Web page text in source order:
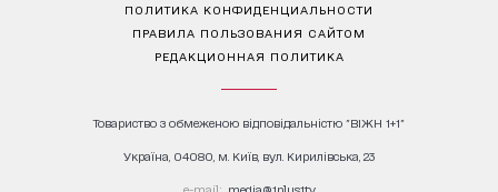
ПОЛИТИКА КОНФИДЕНЦИАЛЬНОСТИ
ПРАВИЛА ПОЛЬЗОВАНИЯ САЙТОМ
РЕДАКЦИОННАЯ ПОЛИТИКА
Товариство з обмеженою відповідальністю "ВІЖН 1+1"
Україна, 04080, м. Київ, вул. Кирилівська, 23
е-mail: media@1plus1.tv